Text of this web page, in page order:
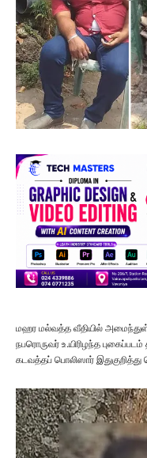
மஹர மல்வத்த வீதியில்
நபரொருவர் உ.யிரிழந்த
கடவத்தப் பொலிஸார் இதுகுறித்து